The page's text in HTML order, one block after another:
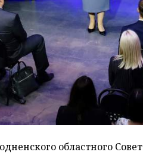
областного